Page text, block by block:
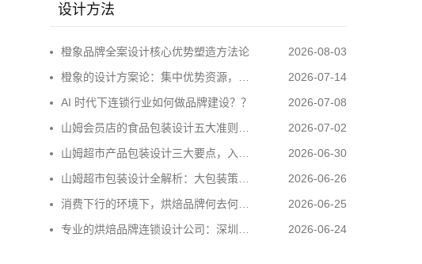
设计方法
2026-08-03
橙象品牌全案设计核心优势塑造方法论
2026-07-14
橙象的设计方案论：集中优势资源，打造优势品牌
2026-07-08
AI 时代下连锁行业如何做品牌建设？？
2026-07-02
山姆会员店的食品包装设计五大准则，入驻渠道必备！！
2026-06-30
山姆超市产品包装设计三大要点，入驻渠道必备设计逻辑！
2026-06-26
山姆超市包装设计全解析：大包装策略与自有品牌美学如何征服消费者？
2026-06-25
消费下行的环境下，烘焙品牌何去何从？
2026-06-24
专业的烘焙品牌连锁设计公司：深圳橙象